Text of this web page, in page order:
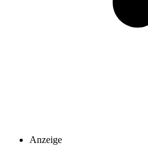
Anzeige